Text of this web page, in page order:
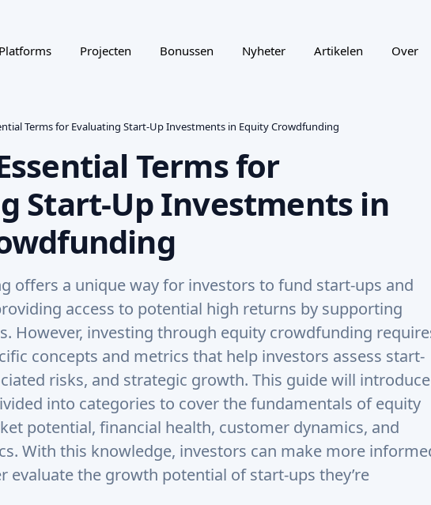
Terms for
offers a unique way for investors to fund start-ups and
access to potential high returns by supporting
However, investing through equity crowdfunding requires
concepts and metrics that help investors assess start-
risks, and strategic growth. This guide will introduce
into categories to cover the fundamentals of equity
potential, financial health, customer dynamics, and
With this knowledge, investors can make more informed
evaluate the growth potential of start-ups they’re
28 oktober 2024